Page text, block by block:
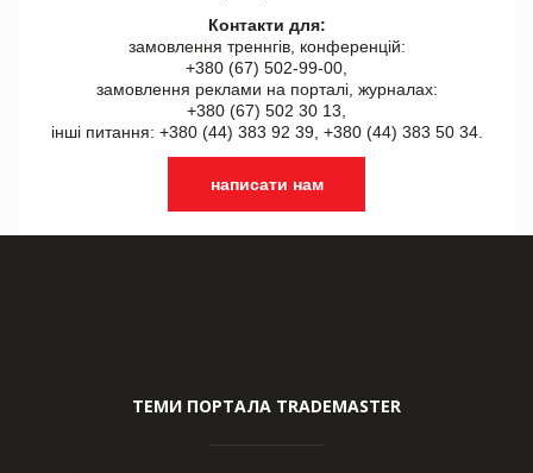
Контакти для:
замовлення треннгів, конференцій:
+380 (67) 502-99-00,
замовлення реклами на порталі, журналах:
+380 (67) 502 30 13,
інші питання: +380 (44) 383 92 39, +380 (44) 383 50 34.
написати нам
ТЕМИ ПОРТАЛА TRADEMASTER